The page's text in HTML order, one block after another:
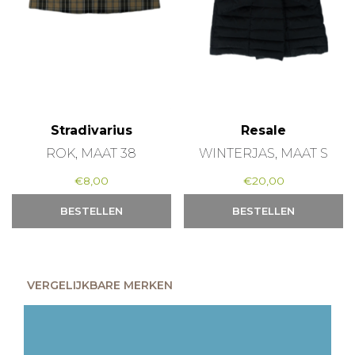
Stradivarius
ROK, MAAT 38
€8,00
BESTELLEN
Resale
WINTERJAS, MAAT S
€20,00
BESTELLEN
VERGELIJKBARE MERKEN